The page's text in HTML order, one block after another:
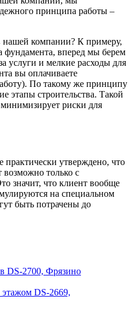
принципа работы –
нашей компании? К примеру,
фундамента, вперед мы берем
услуги и мелкие расходы для
вы оплачиваете
По такому же принципу
этапы строительства. Такой
риски для
практически утверждено, что
возможно только с
значит, что клиент вообще
на специальном
быть потрачены до
DS-2700, Фрязино
DS-2669,